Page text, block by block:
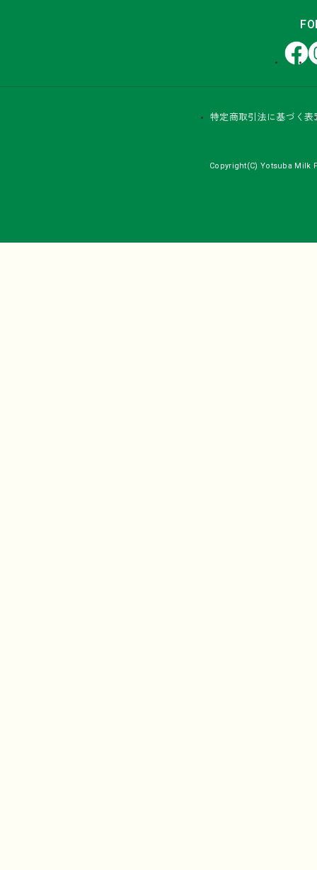
Facebook
特定商取引法に基づく表
Copyright(C) Yotsuba Milk